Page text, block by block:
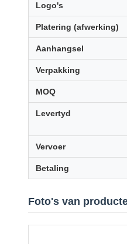
Logo's
Platering (afwerking)
Aanhangsel
Verpakking
MOQ
Levertyd
Vervoer
Betaling
Foto's van